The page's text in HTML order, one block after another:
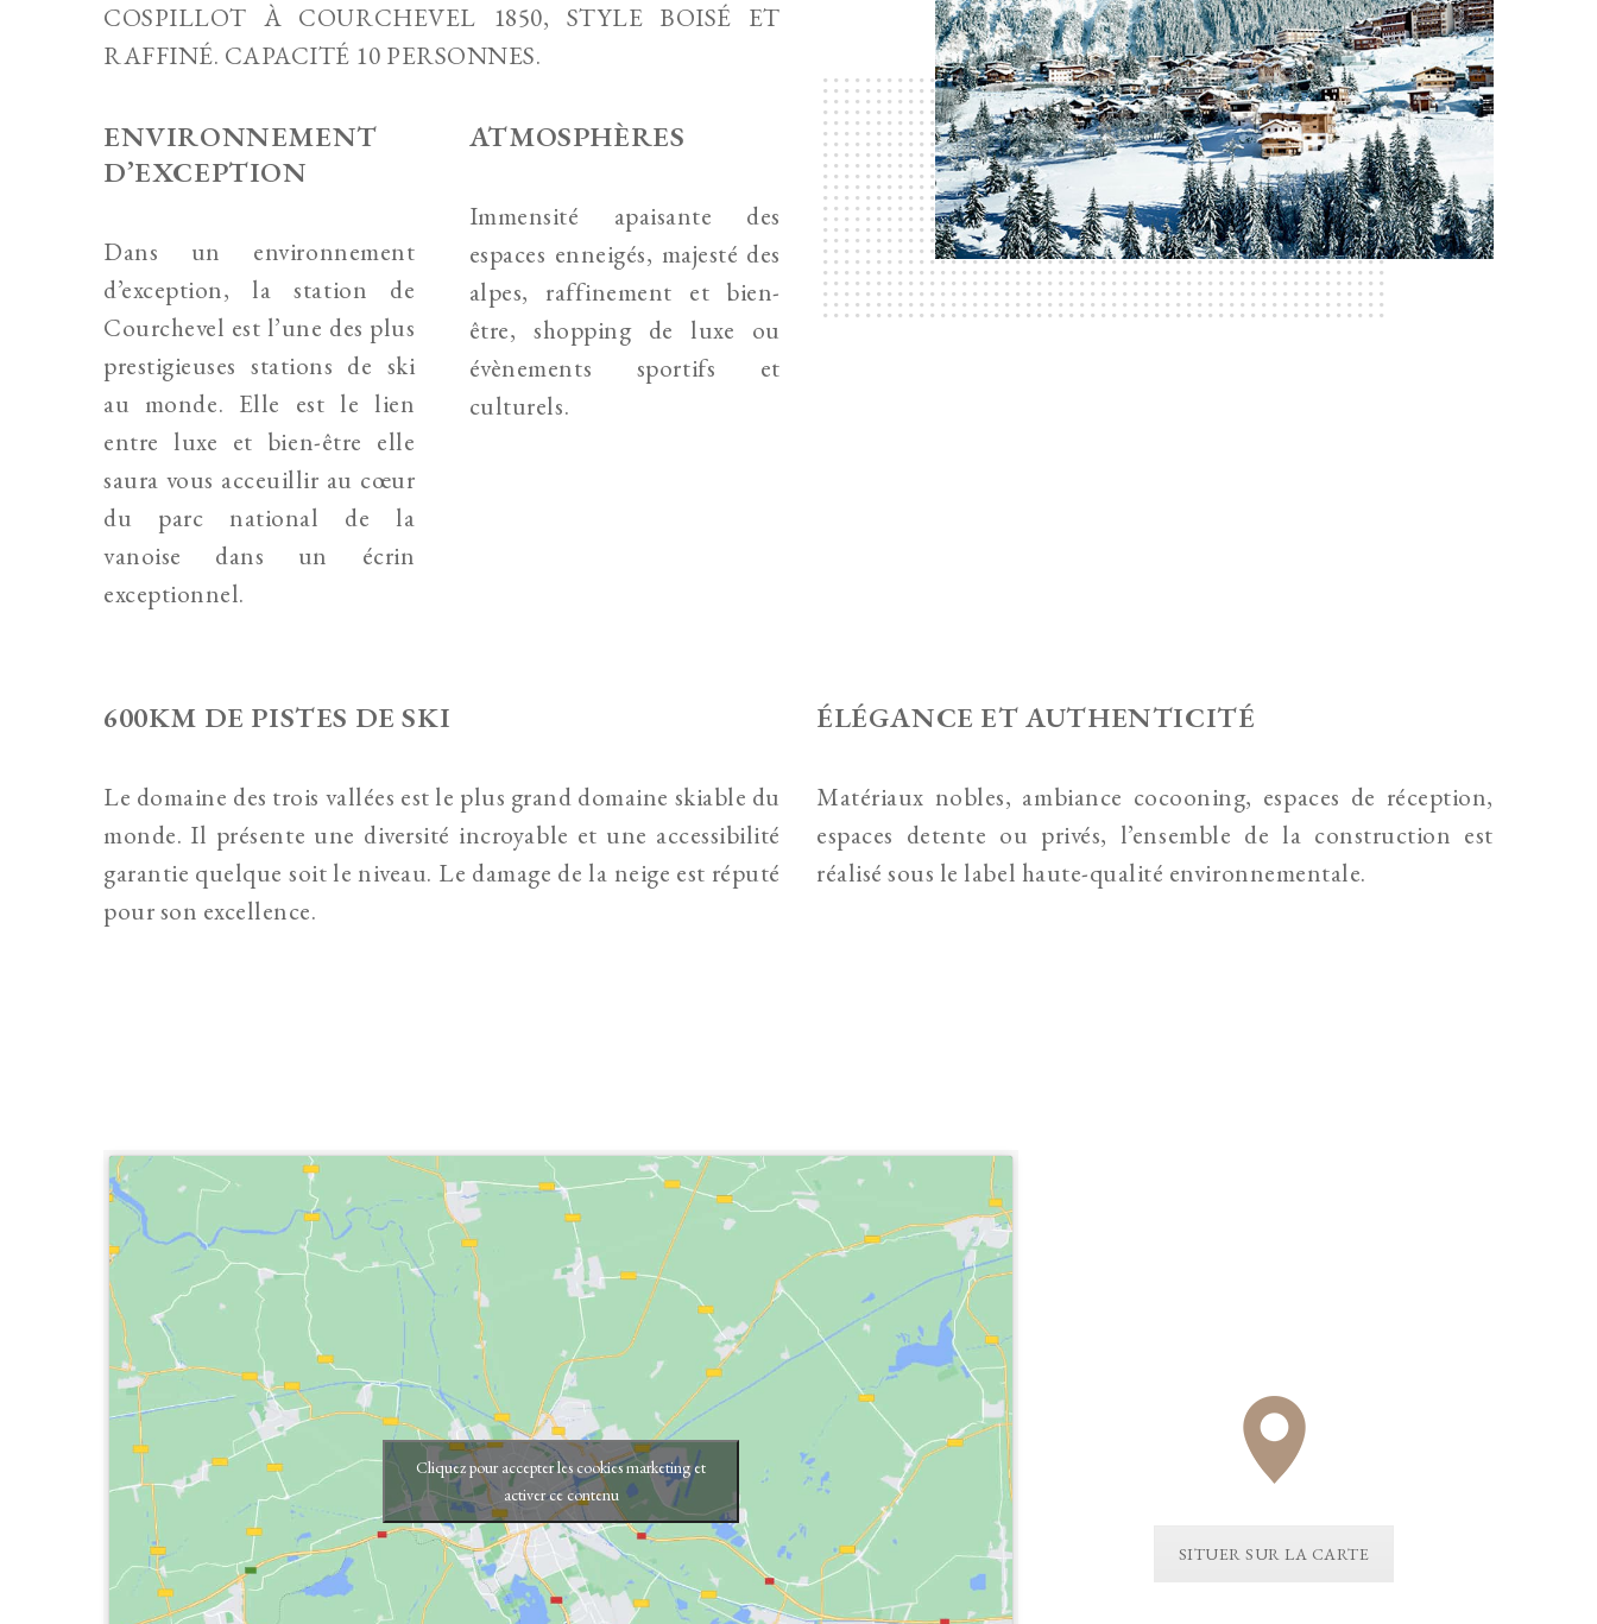
COSPILLOT À COURCHEVEL 1850, STYLE BOISÉ ET
RAFFINÉ. CAPACITÉ 10 PERSONNES.
ENVIRONNEMENT
D’EXCEPTION
Dans un environnement
d’exception, la station de
Courchevel est l’une des plus
prestigieuses stations de ski
au monde. Elle est le lien
entre luxe et bien-être elle
saura vous acceuillir au cœur
du parc national de la
vanoise dans un écrin
exceptionnel.
ATMOSPHÈRES
Immensité apaisante des
espaces enneigés, majesté des
alpes, raffinement et bien-
être, shopping de luxe ou
évènements sportifs et
culturels.
600KM DE PISTES DE SKI
Le domaine des trois vallées est le plus grand domaine skiable du
monde. Il présente une diversité incroyable et une accessibilité
garantie quelque soit le niveau. Le damage de la neige est réputé
pour son excellence.
ÉLÉGANCE ET AUTHENTICITÉ
Matériaux nobles, ambiance cocooning, espaces de réception,
espaces detente ou privés, l’ensemble de la construction est
réalisé sous le label haute-qualité environnementale.
Cliquez pour accepter les cookies marketing et
activer ce contenu
SITUER SUR LA CARTE